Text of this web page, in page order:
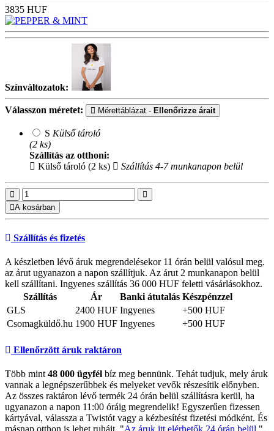
3835 HUF
Színváltozatok:
Válasszon méretet: Mérettáblázat - Ellenőrizze árait
S Külső tároló
(2 ks)
Szállítás az otthoni:
Külső tároló (2 ks)
Szállítás 4-7 munkanapon belül
A kosárban
Szállítás és fizetés
A készletben lévő áruk megrendelésekor 11 órán belül valósul meg.
az árut ugyanazon a napon szállítjuk. Az árut 2 munkanapon belül
kell szállítani. Ingyenes szállítás 36 000 HUF feletti vásárlásokhoz.
Szállítás
Ár Banki átutalás Készpénzzel
GLS
2400 HUF Ingyenes
+500 HUF
Csomagküldő.hu 1900 HUF Ingyenes +500 HUF
Ellenőrzött áruk raktáron
Több mint 48 000 ügyfél bíz meg bennünk. Tehát tudjuk, mely áruk
vannak a legnépszerűbbek és melyeket vevők részesítik előnyben.
Az összes raktáron lévő termék 24 órán belül szállításra kerül, ha
ugyanazon a napon 11:00 óráig megrendelik! Egyszerűen fizessen
kártyával, válassza a Twistót vagy a kézbesítést fizetési módként. És
másnap otthon is lehet ruháit. "Az áruk itt elérhetők 24 órán belül ".